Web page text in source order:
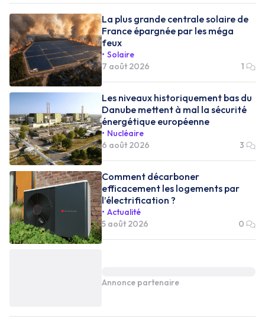
La plus grande centrale solaire de
France épargnée par les méga
feux
Solaire
7 août 2026
1
Les niveaux historiquement bas du
Danube mettent à mal la sécurité
énergétique européenne
Nucléaire
6 août 2026
3
Comment décarboner
efficacement les logements par
l’électrification ?
Actualité
5 août 2026
0
Annonce partenaire